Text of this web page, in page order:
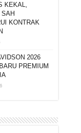
KEKAL,
SAH
KONTRAK
2026
PREMIUM